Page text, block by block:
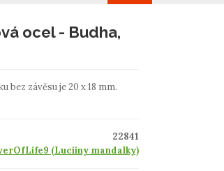
ocel - Budha,
bez závěsu je 20 x 18 mm.
22841
(Luciiny mandalky)